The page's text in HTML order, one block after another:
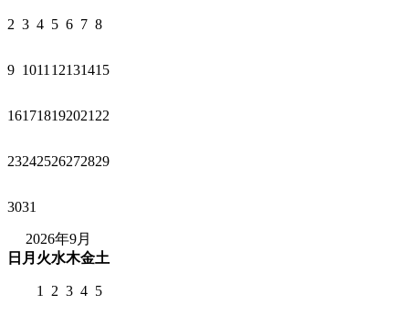
2 3 4 5 6 7 8
9 1011 12131415
161718192021 22
23242526272829
3031
2026年9月
日 月 火水木金土
1 2 3 4 5